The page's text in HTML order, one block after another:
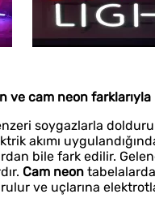
ve cam neon
soygazlarla
akımı
bile fark edilir.
Cam neon
ve uçlarına